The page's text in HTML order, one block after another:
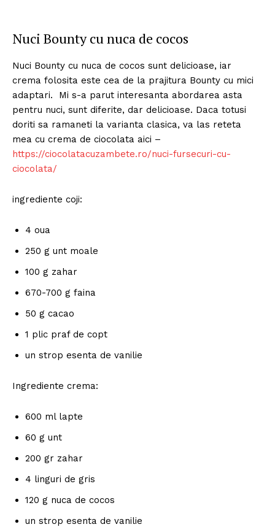
Nuci Bounty cu nuca de cocos
Nuci Bounty cu nuca de cocos sunt delicioase, iar
crema folosita este cea de la prajitura Bounty cu mici
adaptari. Mi s-a parut interesanta abordarea asta
pentru nuci, sunt diferite, dar delicioase. Daca totusi
doriti sa ramaneti la varianta clasica, va las reteta
mea cu crema de ciocolata aici –
https://ciocolatacuzambete.ro/nuci-fursecuri-cu-
ciocolata/
ingrediente coji:
4 oua
250 g unt moale
100 g zahar
670-700 g faina
50 g cacao
1 plic praf de copt
un strop esenta de vanilie
Ingrediente crema:
600 ml lapte
60 g unt
200 gr zahar
4 linguri de gris
120 g nuca de cocos
un strop esenta de vanilie